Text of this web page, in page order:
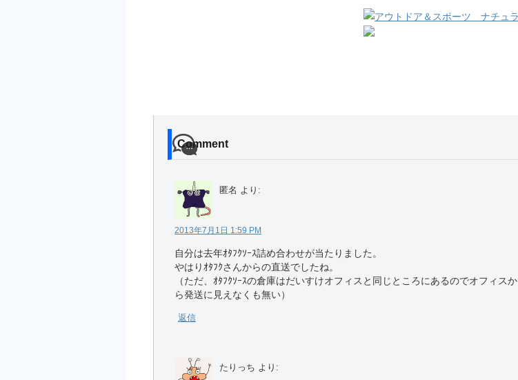
Comment
匿名 より:
2013年7月1日 1:59 PM
自分は去年ｵﾀﾌｸｿｰｽ詰め合わせが当たりました。
やはりｵﾀﾌｸさんからの直送でしたね。
（ただ、ｵﾀﾌｸｿｰｽの倉庫はだいすけオフィスと同じところにあるのでオフィスか
ら発送に見えなくも無い）
返信
たりっち より: